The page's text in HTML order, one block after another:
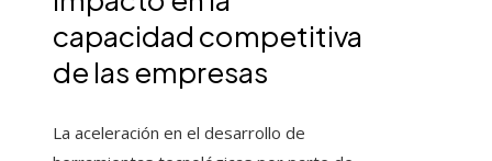
capacidad competitiva
de las empresas
La aceleración en el desarrollo de